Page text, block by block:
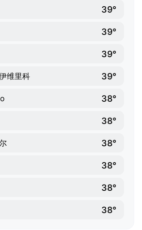
39°
39°
39°
维里科 39°
38°
38°
38°
38°
38°
38°